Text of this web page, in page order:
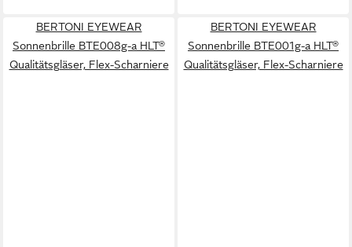
BERTONI EYEWEAR
Sonnenbrille BTE008g-a HLT®
Qualitätsgläser, Flex-Scharniere
BERTONI EYEWEAR
Sonnenbrille BTE001g-a HLT®
Qualitätsgläser, Flex-Scharniere